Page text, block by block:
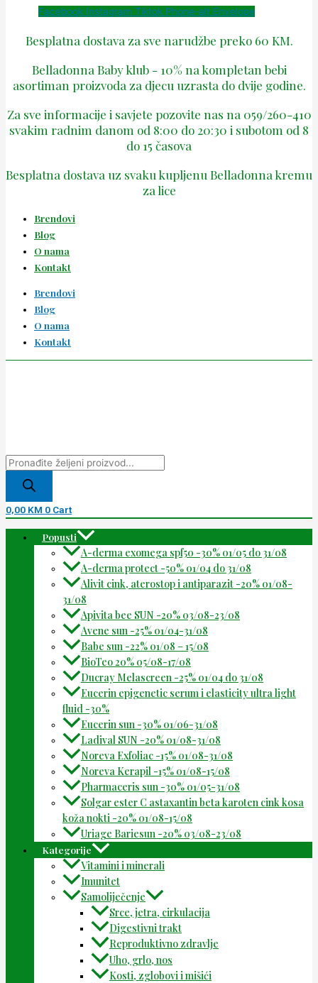
Facebook Instagram Tiktok Phone-alt Envelope
Besplatna dostava za sve narudžbe preko 60 KM.
Belladonna Baby klub - 10% na kompletan bebi
asortiman proizvoda za djecu uzrasta do dvije godine.
Za sve informacije i savjete pozovite nas na 059/260-410
svakim radnim danom od 8:00 do 20:30 i subotom od 8
do 15 časova
Besplatna dostava uz svaku kupljenu Belladonna kremu
za lice
Brendovi
Blog
O nama
Kontakt
Brendovi
Blog
O nama
Kontakt
0,00 KM 0 Cart
Popusti
A-derma exomega spf50 -30% 01/05 do 31/08
A-derma protect -50% 01/04 do 31/08
Alivit cink, aterostop i antiparazit -20% 01/08-
31/08
Apivita bee SUN -20% 03/08-23/08
Avene sun -25% 01/04-31/08
Babe sun -22% 01/08 – 15/08
BioTeo 20% 05/08-17/08
Ducray Melascreen -25% 01/04 do 31/08
Eucerin epigenetic serum i elasticity ultra light
fluid -30%
Eucerin sun -30% 01/06-31/08
Ladival SUN -20% 01/08-31/08
Noreva Exfoliac -15% 01/08-31/08
Noreva Kerapil -15% 01/08-15/08
Pharmaceris sun -30% 01/05-31/08
Solgar ester C astaxantin beta karoten cink kosa
koža nokti -20% 01/08-15/08
Uriage Bariesun -20% 03/08-23/08
Kategorije
Vitamini i minerali
Imunitet
Samoliječenje
Srce, jetra, cirkulacija
Digestivni trakt
Reproduktivno zdravlje
Uho, grlo, nos
Kosti, zglobovi i mišići